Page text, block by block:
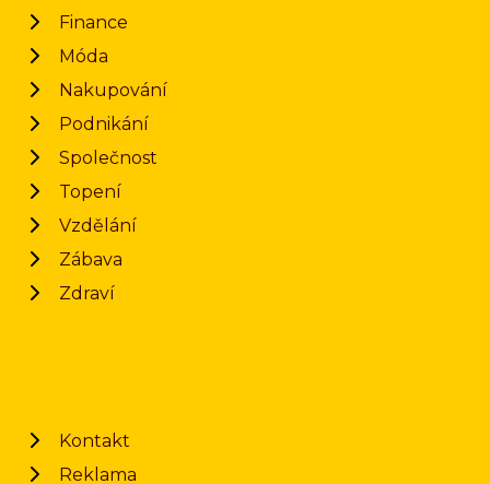
Finance
Móda
Nakupování
Podnikání
Společnost
Topení
Vzdělání
Zábava
Zdraví
Kontakt
Reklama